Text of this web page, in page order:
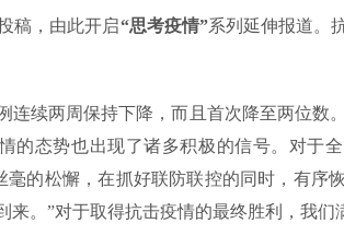
稿，由此开启“思考疫情”系列延伸报道。
连续两周保持下降，而且首次降至两位数
的态势也出现了诸多积极的信号。对于
的松懈，在抓好联防联控的同时，有序
。”对于取得抗击疫情的最终胜利，我们